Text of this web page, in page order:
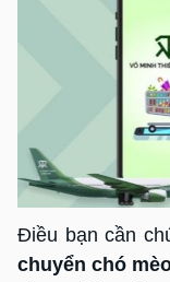
Điều bạn cần
chuyển chó